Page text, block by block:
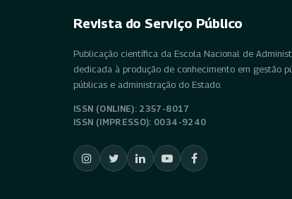
Revista do Serviço Público
Publicação científica da Escola Nacional de
dedicada à produção de conhecimento em gestão
públicas e administração do Estado.
ISSN (ONLINE): 2357-8017
ISSN (IMPRESSO): 0034-9240